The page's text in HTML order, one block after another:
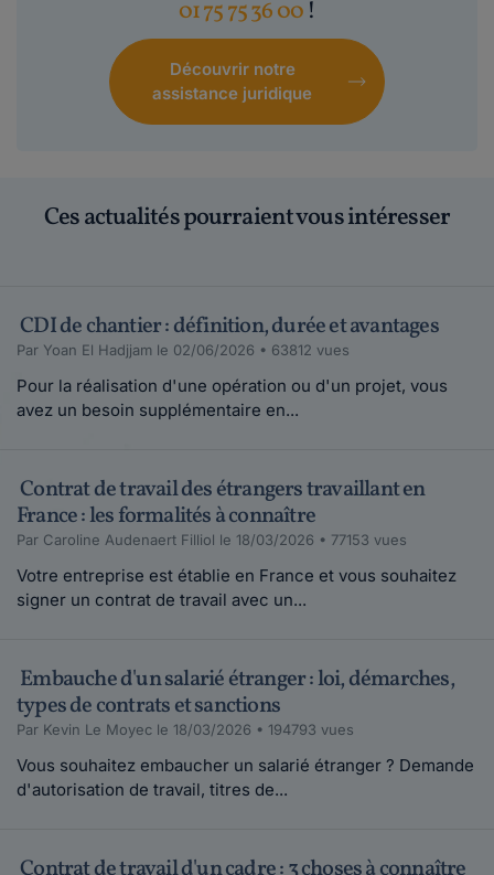
01 75 75 36 00 !
Découvrir notre
assistance juridique
Ces actualités pourraient vous intéresser
CDI de chantier : définition, durée et avantages
Par Yoan El Hadjjam le 02/06/2026 • 63812 vues
Pour la réalisation d'une opération ou d'un projet, vous
avez un besoin supplémentaire en...
Contrat de travail des étrangers travaillant en
France : les formalités à connaître
Par Caroline Audenaert Filliol le 18/03/2026 • 77153 vues
Votre entreprise est établie en France et vous souhaitez
signer un contrat de travail avec un...
Embauche d'un salarié étranger : loi, démarches,
types de contrats et sanctions
Par Kevin Le Moyec le 18/03/2026 • 194793 vues
Vous souhaitez embaucher un salarié étranger ? Demande
d'autorisation de travail, titres de...